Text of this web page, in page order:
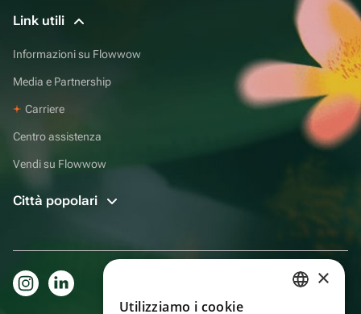
Link utili
Informazioni su Flowwow
Media e Partnership
Carriere
Centro assistenza
Vendi su Flowwow
Città popolari
×
Utilizziamo i cookie